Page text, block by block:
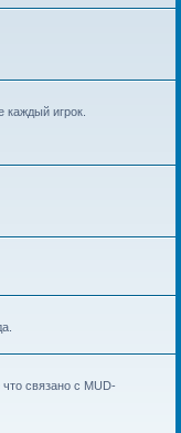
каждый игрок.
связано с MUD-